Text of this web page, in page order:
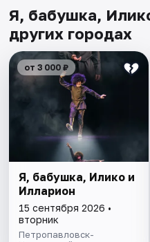
Я, бабушка,
других городах
от 3 000 ₽
Я, бабушка, Илико и
Илларион
15 сентября 2026 •
вторник
Петропавловск-